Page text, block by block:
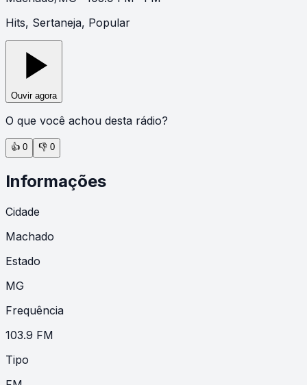
Hits, Sertaneja, Popular
Ouvir agora
O que você achou desta rádio?
👍 0 👎 0
Informações
Cidade
Machado
Estado
MG
Frequência
103.9 FM
Tipo